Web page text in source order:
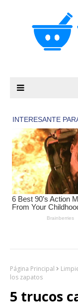
Página Principal
los zapatos
5 trucos